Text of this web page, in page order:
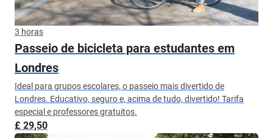
3 horas
Passeio de bicicleta para estudantes em
Londres
Ideal para grupos escolares, o passeio mais divertido de
Londres. Educativo, seguro e, acima de tudo, divertido! Tarifa
especial e professores gratuitos.
£ 29,50